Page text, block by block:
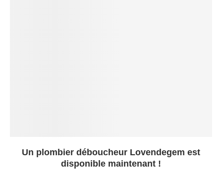
Un plombier déboucheur Lovendegem est
disponible maintenant !